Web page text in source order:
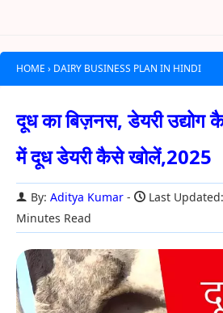
HOME › DAIRY BUSINESS PLAN IN HINDI
दूध का बिज़नस, डेयरी
में दूध डेयरी कैसे खोलें,2025
By: Aditya Kumar Last
Minutes Read